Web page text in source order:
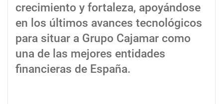
crecimiento y fortaleza, apoyándose
en los últimos avances tecnológicos
para situar a Grupo Cajamar como
una de las mejores entidades
financieras de España.